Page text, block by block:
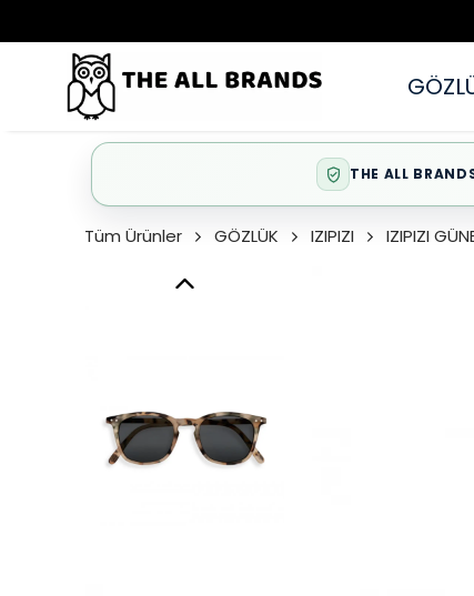
THE ALL
Tüm Ürünler GÖZLÜK IZIPIZI IZIPIZI